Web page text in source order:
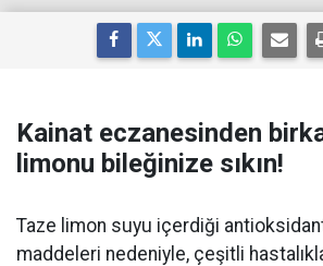
Kainat eczanesinden
limonu bileğinize sıkın!
Taze limon suyu içerdiği
maddeleri nedeniyle, çeşitli